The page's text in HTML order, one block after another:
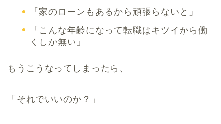
「家のローンもあるから頑張らないと」
「こんな年齢になって転職はキツイから働
くしか無い」
もうこうなってしまったら、
「それでいいのか？」